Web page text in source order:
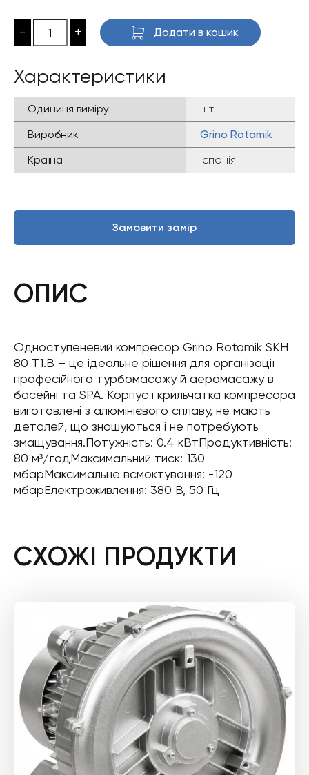
- + Додати в кошик
Характеристики
Одиниця виміру
шт.
Виробник
Grino Rotamik
Країна
Іспанія
Замовити замір
ОПИС
Одноступеневий компресор Grino Rotamik SKH
80 T1.B – це ідеальне рішення для організації
професійного турбомасажу й аеромасажу в
басейні та SPA. Корпус і крильчатка компресора
виготовлені з алюмінієвого сплаву, не мають
деталей, що зношуються і не потребують
змащування.Потужність: 0.4 кВтПродуктивність:
80 м³/годМаксимальний тиск: 130
мбарМаксимальне всмоктування: -120
мбарЕлектроживлення: 380 В, 50 Гц
СХОЖІ ПРОДУКТИ